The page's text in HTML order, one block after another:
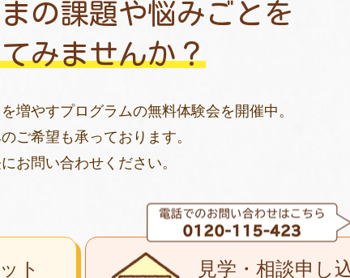
の課題や悩みごとを
みませんか？
を増やすプログラムの無料体験会を開催中。
ご希望も承っております。
お問い合わせください。
ト 見学・相談申し